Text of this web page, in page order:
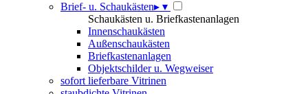
Brief- u. Schaukästen▸ ▾
Schaukästen u. Briefkastenanlagen
Innenschaukästen
Außenschaukästen
Briefkastenanlagen
Objektschilder u. Wegweiser
sofort lieferbare Vitrinen